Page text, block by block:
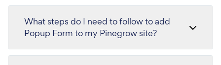
What steps do I need to follow to add
Popup Form to my Pinegrow site?